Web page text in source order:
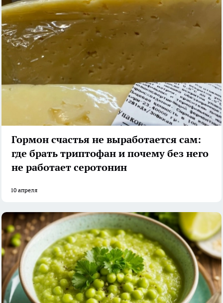
Гормон счастья не выработается сам:
где брать триптофан и почему без него
не работает серотонин
10 апреля